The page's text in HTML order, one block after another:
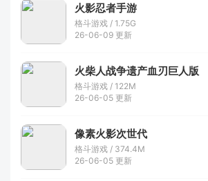
火影忍者手游
格斗游戏 / 1.75G
26-06-09 更新
火柴人战争遗产血刃巨人版
格斗游戏 / 122M
26-06-05 更新
像素火影次世代
格斗游戏 / 374.4M
26-06-05 更新